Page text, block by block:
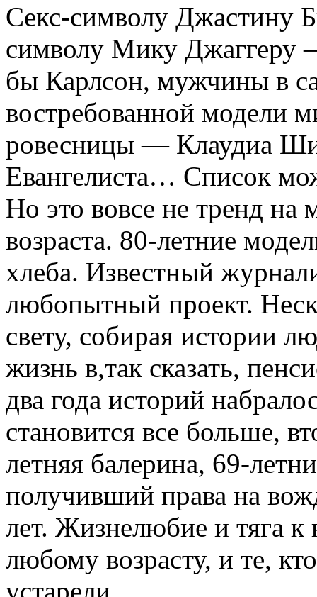
Секс-символу Джастину
символу Мику Джаггеру
бы Карлсон, мужчины в
востребованной модели
ровесницы — Клаудиа
Евангелиста… Список
Но это вовсе не тренд на
возраста. 80-летние
хлеба. Известный
любопытный проект.
свету, собирая истории
жизнь в,так сказать,
два года историй
становится все больше,
летняя балерина, 69-
получивший права на
лет. Жизнелюбие и тяга
любому возрасту, и те,
устарели.